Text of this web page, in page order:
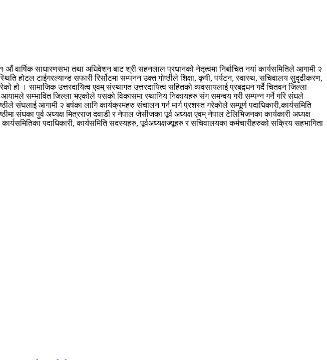
साधारणसभा तथा अधिवेशन बाट श्री सहनलाल प्रधानको नेतृत्वमा निर्बाचित नयां कार्यसमितिले आगामी २
होटल टाईगरल्यान्ड सफारी रिर्सोटमा सम्पनन उक्त गोष्ठीले शिक्षा, कृषी, पर्यटन, स्वास्थ, सचिवालय सुदृढीकरण,
हो । सामाजिक उत्तरदायित्व एवम् संस्थागत उत्तरदायित्व सहितको व्यवसायलाई प्रबद्र्धन गर्दै चितवन जिल्ला
सम्भावित जिल्ला भएकोले यसको विकासमा स्थानिय निकायहरु संग समन्वय गरी सम्पन्न गर्ने गरि संघले
आगामी २ बर्षका लागि कार्यक्रमहरु संचालन गर्न मार्ग प्रशस्त गरेकोले सम्पूर्ण पदाधिकारी,कार्यसमिति
संघका पुर्व अध्यक्ष मित्रराज दवाडी र नेपाल जेसीजका पूर्व अध्यक्ष एवम् नेपाल टेलिभिजनका कार्यकारी अध्यक्ष
पदाधिकारी, कार्यसमिति सदस्यहरु, पूर्वअध्यक्षज्यूहरु र सचिवालयका कर्मचारीहरुको सक्रिय सहभागिता